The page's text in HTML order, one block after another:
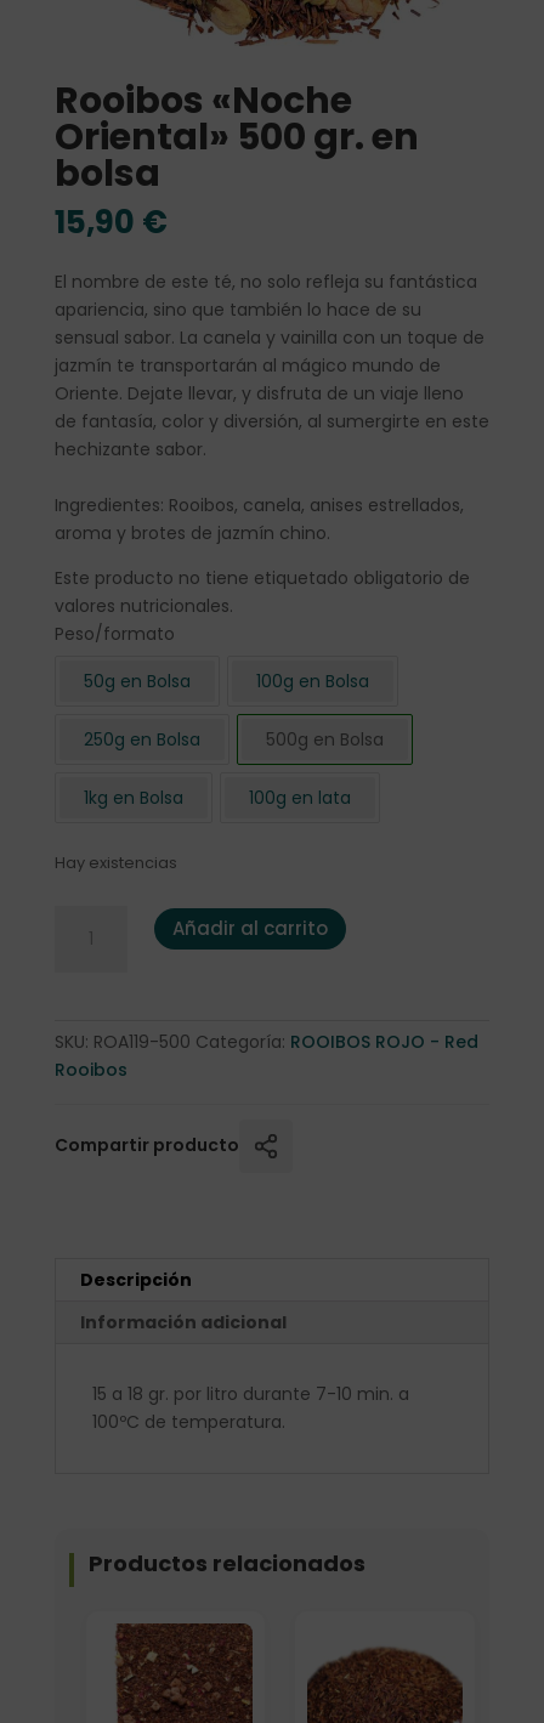
Rooibos «Noche
Oriental» 500 gr. en
bolsa
15,90 €
El nombre de este té, no solo refleja su fantástica
apariencia, sino que también lo hace de su
sensual sabor. La canela y vainilla con un toque de
jazmín te transportarán al mágico mundo de
Oriente. Dejate llevar, y disfruta de un viaje lleno
de fantasía, color y diversión, al sumergirte en este
hechizante sabor.
Ingredientes: Rooibos, canela, anises estrellados,
aroma y brotes de jazmín chino.
Este producto no tiene etiquetado obligatorio de
valores nutricionales.
Peso/formato
50g en Bolsa
100g en Bolsa
250g en Bolsa 500g en Bolsa
1kg en Bolsa 100g en lata
Hay existencias
Rooibos "Noche Oriental" 500 gr. en bolsa cantidad
Añadir al carrito
SKU: ROA119-500 Categoría: ROOIBOS ROJO - Red
Rooibos
Compartir producto
Descripción
Información adicional
15 a 18 gr. por litro durante 7-10 min. a
100ºC de temperatura.
Productos relacionados
Elige: Peso/formato